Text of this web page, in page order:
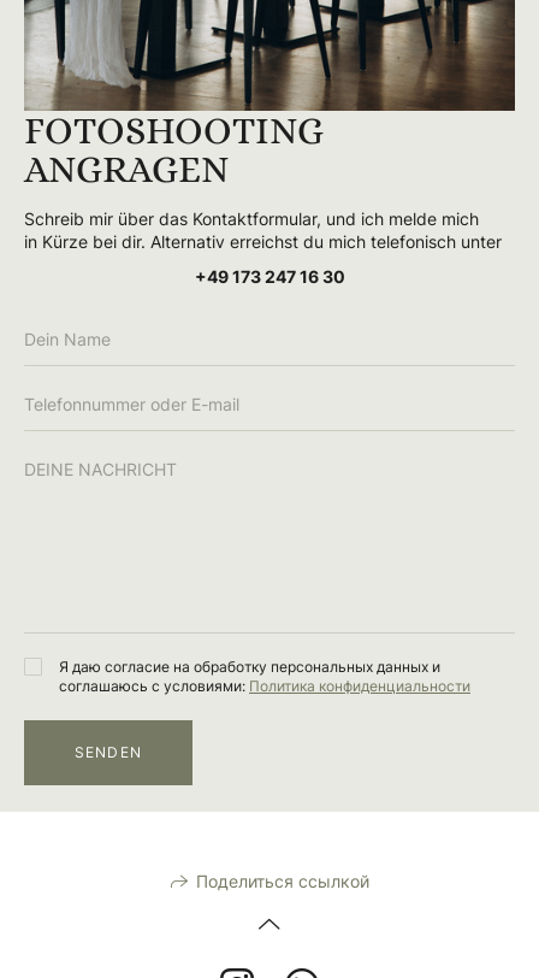
FOTOSHOOTING
ANGRAGEN
Schreib mir über das Kontaktformular, und ich melde mich
in Kürze bei dir. Alternativ erreichst du mich telefonisch unter
+49 173 247 16 30
Я даю согласие на обработку персональных данных и
соглашаюсь с условиями: Политика конфиденциальности
SENDEN
Поделиться ссылкой